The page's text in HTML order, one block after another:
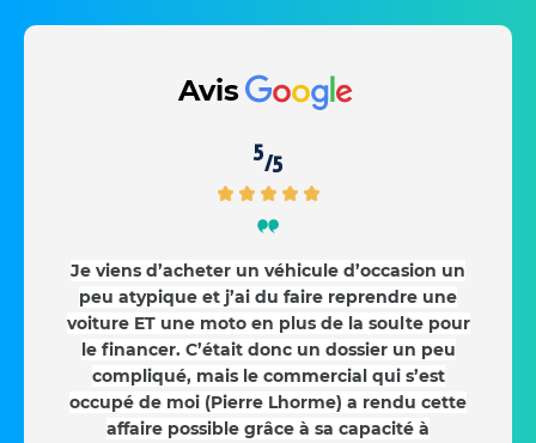
Avis
5/5
Je viens d’acheter un véhicule d’occasion un
peu atypique et j’ai du faire reprendre une
voiture ET une moto en plus de la soulte pour
le financer. C’était donc un dossier un peu
compliqué, mais le commercial qui s’est
occupé de moi (Pierre Lhorme) a rendu cette
affaire possible grâce à sa capacité à